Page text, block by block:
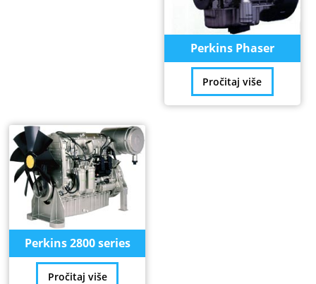
Perkins Phaser
Pročitaj više
Perkins 2800 series
Pročitaj više